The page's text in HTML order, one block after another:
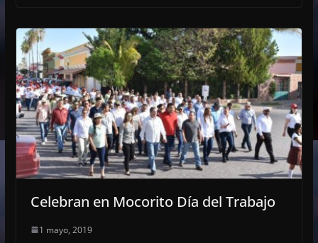
Celebran en Mocorito Día del Trabajo
1 mayo, 2019